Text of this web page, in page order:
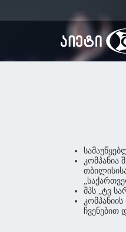
კომპანია
შპს „ტვ
ჩვენებით